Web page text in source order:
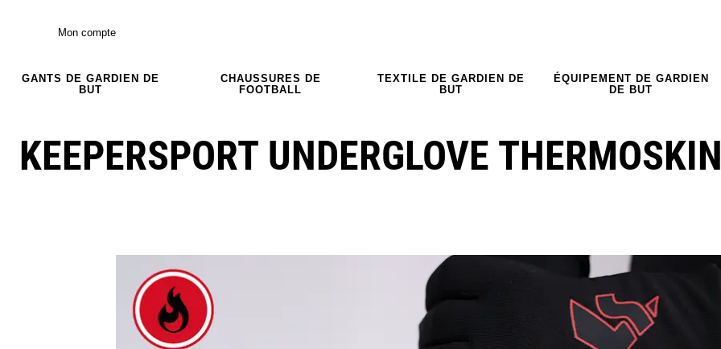
Mon compte
GANTS DE GARDIEN DE
BUT
CHAUSSURES DE
FOOTBALL
TEXTILE DE GARDIEN DE
BUT
ÉQUIPEMENT DE GARDIEN
DE BUT
KEEPERSPORT UNDERGLOVE THERMOSKIN